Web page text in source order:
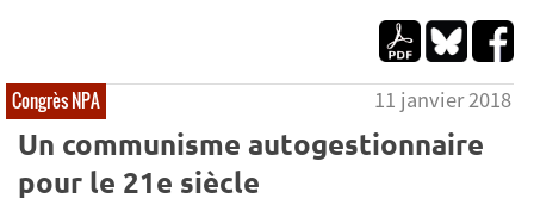
Congrès NPA 11 janvier 2018
Un communisme autogestionnaire
pour le 21e siècle